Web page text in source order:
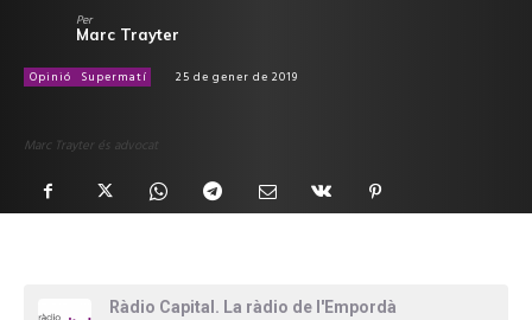
Per
Marc Trayter
Opinió Supermatí 25 de gener de 2019
Marc Trayter és advocat
Ràdio Capital. La ràdio de l'Empordà